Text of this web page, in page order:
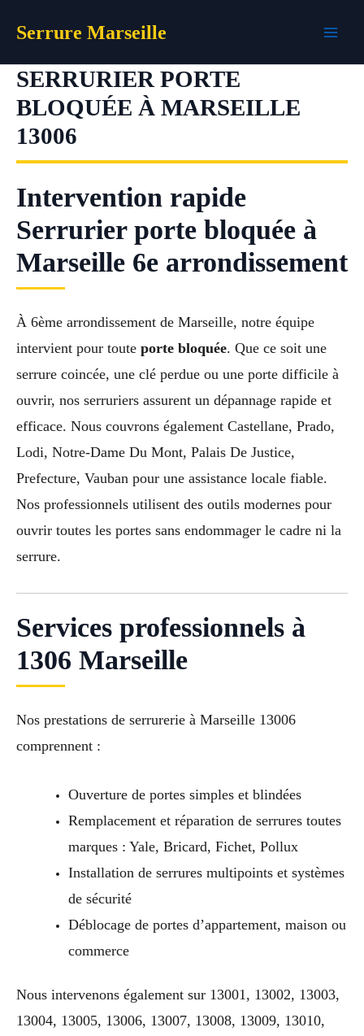
Serrure Marseille
SERRURIER PORTE
BLOQUÉE À MARSEILLE
13006
Intervention rapide
Serrurier porte bloquée à
Marseille 6e arrondissement
À 6ème arrondissement de Marseille, notre équipe
intervient pour toute porte bloquée. Que ce soit une
serrure coincée, une clé perdue ou une porte difficile à
ouvrir, nos serruriers assurent un dépannage rapide et
efficace. Nous couvrons également Castellane, Prado,
Lodi, Notre-Dame Du Mont, Palais De Justice,
Prefecture, Vauban pour une assistance locale fiable.
Nos professionnels utilisent des outils modernes pour
ouvrir toutes les portes sans endommager le cadre ni la
serrure.
Services professionnels à
1306 Marseille
Nos prestations de serrurerie à Marseille 13006
comprennent :
Ouverture de portes simples et blindées
Remplacement et réparation de serrures toutes
marques : Yale, Bricard, Fichet, Pollux
Installation de serrures multipoints et systèmes
de sécurité
Déblocage de portes d’appartement, maison ou
commerce
Nous intervenons également sur 13001, 13002, 13003,
13004, 13005, 13006, 13007, 13008, 13009, 13010,